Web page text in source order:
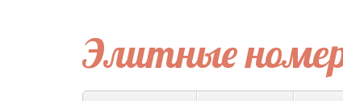
Элитные